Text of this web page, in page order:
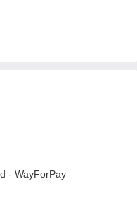
- WayForPay